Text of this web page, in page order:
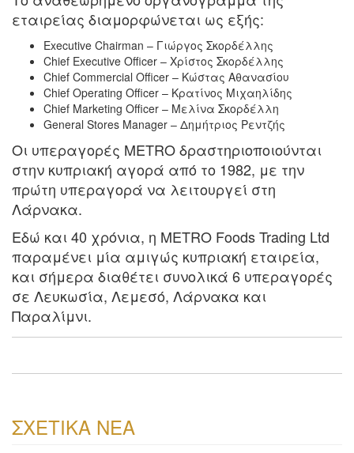
εταιρείας διαμορφώνεται ως εξής:
Executive Chairman – Γιώργος Σκορδέλλης
Chief Executive Officer – Χρίστος Σκορδέλλης
Chief Commercial Officer – Κώστας Αθανασίου
Chief Operating Officer – Κρατίνος Μιχαηλίδης
Chief Marketing Officer – Μελίνα Σκορδέλλη
General Stores Manager – Δημήτριος Ρεντζής
Οι υπεραγορές METRO δραστηριοποιούνται
στην κυπριακή αγορά από το 1982, με την
πρώτη υπεραγορά να λειτουργεί στη
Λάρνακα.
Εδώ και 40 χρόνια, η METRO Foods Trading Ltd
παραμένει μία αμιγώς κυπριακή εταιρεία,
και σήμερα διαθέτει συνολικά 6 υπεραγορές
σε Λευκωσία, Λεμεσό, Λάρνακα και
Παραλίμνι.
ΣΧΕΤΙΚΑ ΝΕΑ